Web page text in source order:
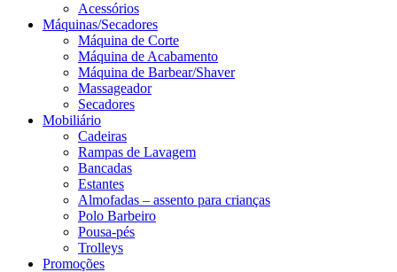
Acessórios
Máquinas/Secadores
Máquina de Corte
Máquina de Acabamento
Máquina de Barbear/Shaver
Massageador
Secadores
Mobiliário
Cadeiras
Rampas de Lavagem
Bancadas
Estantes
Almofadas – assento para crianças
Polo Barbeiro
Pousa-pés
Trolleys
Promoções